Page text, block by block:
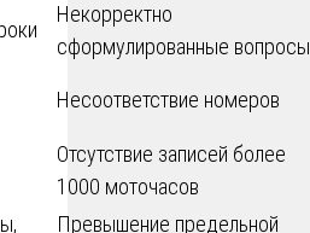
Некорректно
сформулированные вопросы
Несоответствие номеров
Отсутствие записей более
1000 моточасов
Превышение предельной